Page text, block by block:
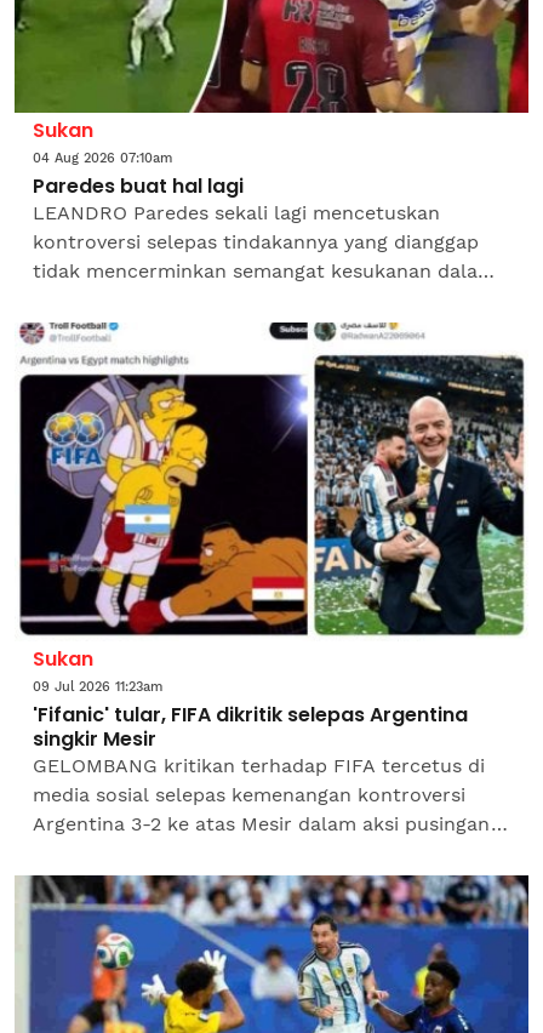
Sukan
04 Aug 2026 07:10am
Paredes buat hal lagi
LEANDRO Paredes sekali lagi mencetuskan
kontroversi selepas tindakannya yang dianggap
tidak mencerminkan semangat kesukanan dalam
Old Boys yang...
Sukan
09 Jul 2026 11:23am
'Fifanic' tular, FIFA dikritik selepas Argentina
singkir Mesir
GELOMBANG kritikan terhadap FIFA tercetus di
media sosial selepas kemenangan kontroversi
Argentina 3-2 ke atas Mesir dalam aksi pusingan
dan meme...